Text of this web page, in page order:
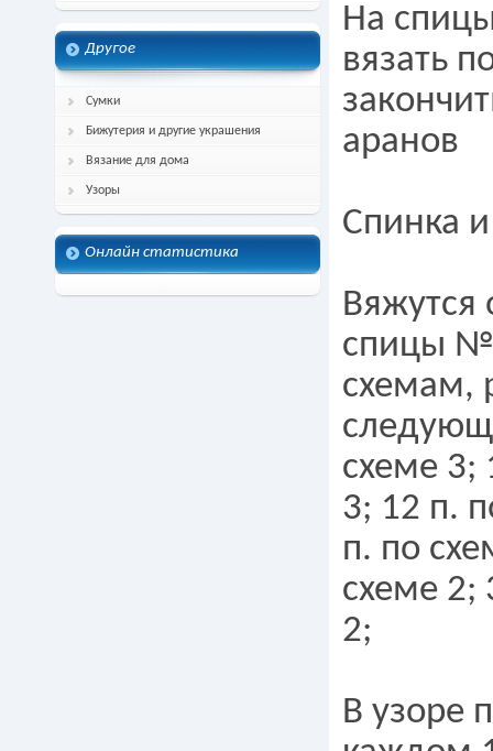
Другое
Сумки
Бижутерия и другие украшения
Вязание для дома
Узоры
Онлайн статистика
На
вязать
аранов
Спинка
Вяжутся
спицы №
схемам,
схеме 3;
3; 12 п.
п. по
схеме 2;
2;
В узоре